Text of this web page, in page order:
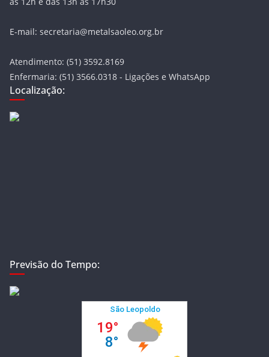
E-mail: secretaria@metalsaoleo.org.br
Atendimento: (51) 3592.8169
Enfermaria: (51) 3566.0318 - Ligações e WhatsApp
Localização:
Previsão do Tempo: